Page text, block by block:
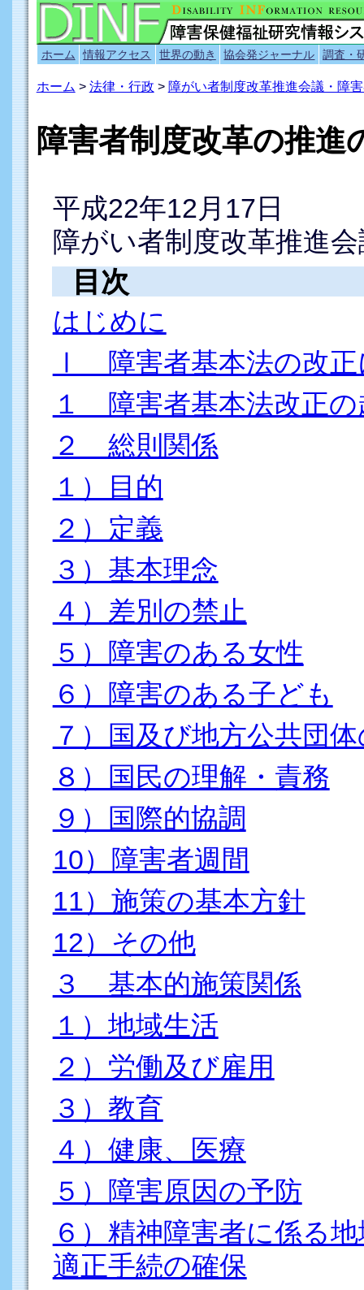
ホーム 情報アクセス 世界の動き 協会発ジャーナル 調査・
ホーム > 法律・行政 > 障がい者制度改革推進会議・障
障害者制度改革の推進
平成22年12月17日
障がい者制度改革推進
目次
はじめに
Ⅰ 障害者基本法の改正
１ 障害者基本法改正の
２ 総則関係
１）目的
２）定義
３）基本理念
４）差別の禁止
５）障害のある女性
６）障害のある子ども
７）国及び地方公共団
８）国民の理解・責務
９）国際的協調
10）障害者週間
11）施策の基本方針
12）その他
３ 基本的施策関係
１）地域生活
２）労働及び雇用
３）教育
４）健康、医療
５）障害原因の予防
６）精神障害者に係る
適正手続の確保